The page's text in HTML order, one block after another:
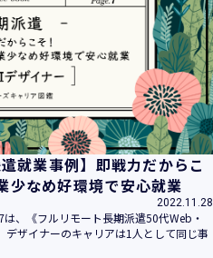
就業事例】即戦力だからこ
少なめ好環境で安心就業
2022.11.28
、《フルリモート長期派遣50代Web・
デザイナーのキャリアは1人として同じ事